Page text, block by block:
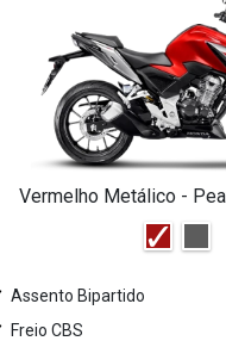
Vermelho Metálico -
Assento Bipartido
Freio CBS